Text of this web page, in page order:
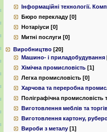
Інформаційні технології.
Бюро перекладу [0]
Нотаріуси [0]
Митні послуги [0]
Виробництво [20]
Машино- і приладобудування
Хімічна промисловість [1]
Легка промисловість [0]
Харчова та переробна
Поліграфічна промисловість
Виготовлення меблів та
Виготовлення картону,
Вироби з металу [1]